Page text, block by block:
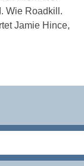
Wie Roadkill.
Jamie Hince,